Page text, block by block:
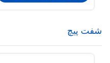
شفت پیچ